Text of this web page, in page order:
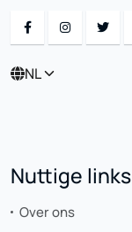
NL
Nuttige links
Over ons